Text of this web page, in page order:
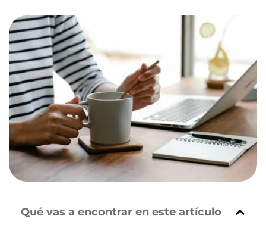
Qué vas a encontrar en este artículo